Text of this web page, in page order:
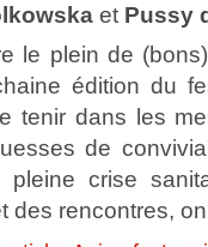
et Pussy
le plein de
édition du
tenir dans les
de
pleine crise
des rencontres,